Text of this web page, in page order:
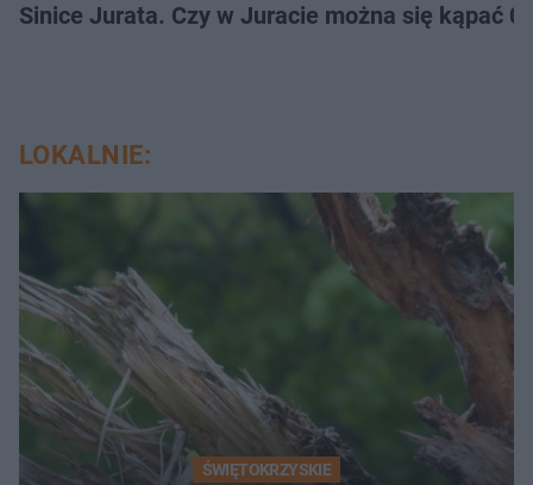
Sinice Jurata. Czy w Juracie można się kąpać
LOKALNIE:
ŚWIĘTOKRZYSKIE